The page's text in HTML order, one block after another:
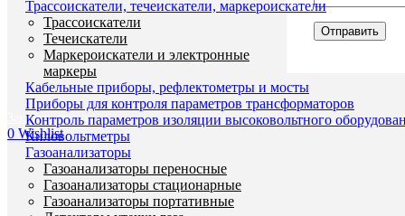
Заказать звонок
0 Wishlist
Трассоискатели, течеискатели, маркероискатели
Трассоискатели
Течеискатели
Маркероискатели и электронные
маркеры
Кабельные приборы, рефлектометры и мосты
Приборы для контроля параметров трансформаторов
Контроль параметров изоляции высоковольтного
Киловольтметры
Газоанализаторы
Газоанализаторы переносные
Газоанализаторы стационарные
Газоанализаторы портативные